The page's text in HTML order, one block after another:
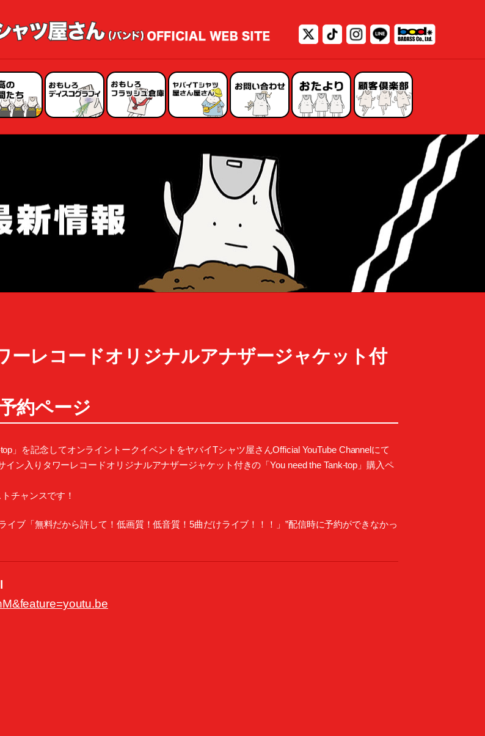
ーレコードオリジナルアナザージャケット付
約ページ
」を記念してオンライントークイベントをヤバイTシャツ屋さんOfficial YouTube Channelにて
ン入りタワーレコードオリジナルアナザージャケット付きの「You need the Tank-top」購入ペ
チャンスです！
ブ「無料だから許して！低画質！低音質！5曲だけライブ！！！」”配信時に予約ができなかっ